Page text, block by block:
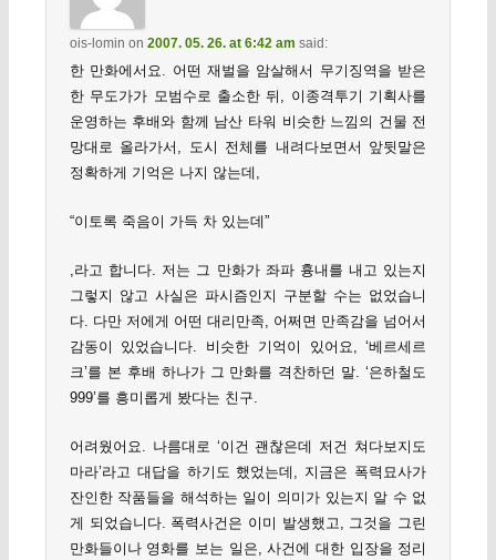
ois-lomin on 2007. 05. 26. at 6:42 am said:
한 만화에서요. 어떤 재벌을 암살해서 무기징역을 받은
한 무도가가 모범수로 출소한 뒤, 이종격투기 기획사를
운영하는 후배와 함께 남산 타워 비슷한 느낌의 건물 전
망대로 올라가서, 도시 전체를 내려다보면서 앞뒷말은
정확하게 기억은 나지 않는데,
“이토록 죽음이 가득 차 있는데”
,라고 합니다. 저는 그 만화가 좌파 흉내를 내고 있는지
그렇지 않고 사실은 파시즘인지 구분할 수는 없었습니
다. 다만 저에게 어떤 대리만족, 어쩌면 만족감을 넘어서
감동이 있었습니다. 비슷한 기억이 있어요, ‘베르세르
크’를 본 후배 하나가 그 만화를 격찬하던 말. ‘은하철도
999’를 흥미롭게 봤다는 친구.
어려웠어요. 나름대로 ‘이건 괜찮은데 저건 쳐다보지도
마라’라고 대답을 하기도 했었는데, 지금은 폭력묘사가
잔인한 작품들을 해석하는 일이 의미가 있는지 알 수 없
게 되었습니다. 폭력사건은 이미 발생했고, 그것을 그린
만화들이나 영화를 보는 일은, 사건에 대한 입장을 정리